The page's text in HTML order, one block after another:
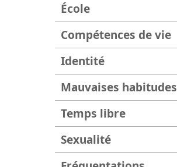
École
Compétences de vie
Identité
Mauvaises habitudes
Temps libre
Sexualité